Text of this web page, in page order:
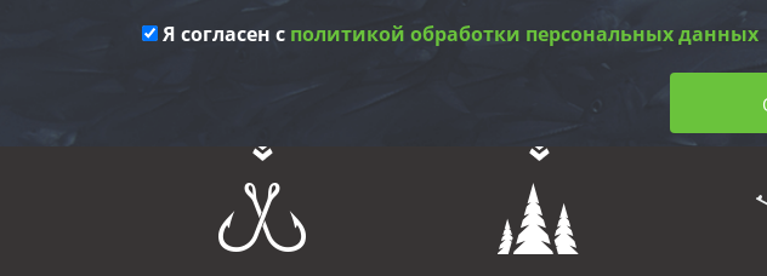
Я согласен с политикой обработки персональных данных